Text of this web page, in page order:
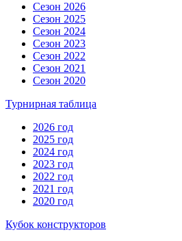
Сезон 2026
Сезон 2025
Сезон 2024
Сезон 2023
Сезон 2022
Сезон 2021
Сезон 2020
Турнирная таблица
2026 год
2025 год
2024 год
2023 год
2022 год
2021 год
2020 год
Кубок конструкторов